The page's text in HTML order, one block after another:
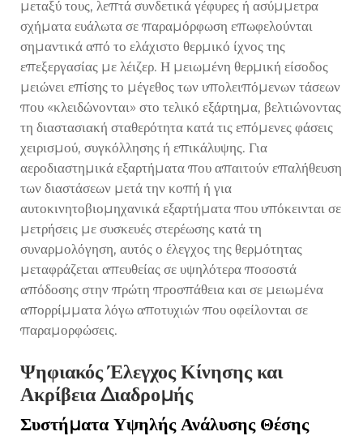
μεταξύ τους, λεπτά συνδετικά γέφυρες ή ασύμμετρα
σχήματα ευάλωτα σε παραμόρφωση επωφελούνται
σημαντικά από το ελάχιστο θερμικό ίχνος της
επεξεργασίας με λέιζερ. Η μειωμένη θερμική είσοδος
μειώνει επίσης το μέγεθος των υπολειπόμενων τάσεων
που «κλειδώνονται» στο τελικό εξάρτημα, βελτιώνοντας
τη διαστασιακή σταθερότητα κατά τις επόμενες φάσεις
χειρισμού, συγκόλλησης ή επικάλυψης. Για
αεροδιαστημικά εξαρτήματα που απαιτούν επαλήθευση
των διαστάσεων μετά την κοπή ή για
αυτοκινητοβιομηχανικά εξαρτήματα που υπόκεινται σε
μετρήσεις με συσκευές στερέωσης κατά τη
συναρμολόγηση, αυτός ο έλεγχος της θερμότητας
μεταφράζεται απευθείας σε υψηλότερα ποσοστά
απόδοσης στην πρώτη προσπάθεια και σε μειωμένα
απορρίμματα λόγω αποτυχιών που οφείλονται σε
παραμορφώσεις.
Ψηφιακός Έλεγχος Κίνησης και
Ακρίβεια Διαδρομής
Συστήματα Υψηλής Ανάλυσης Θέσης